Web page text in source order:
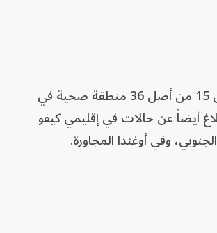
ووصل إيبولا إلى 15 من أصل 36 منطقة صحية في
أيضاً عن حالات في إقليمي كيفو
وفي أوغندا المجاورة.